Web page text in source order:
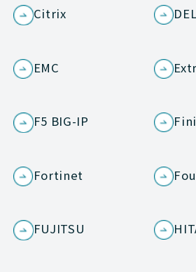
Citrix
EMC
F5 BIG-IP
Fortinet
FUJITSU